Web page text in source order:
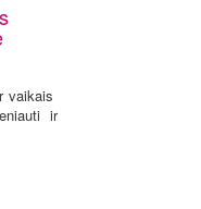
vaikais
ir